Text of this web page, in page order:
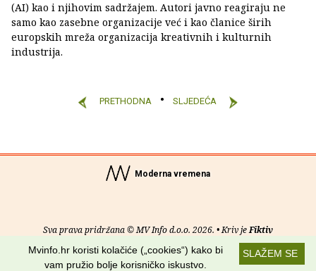
(AI) kao i njihovim sadržajem. Autori javno reagiraju ne
samo kao zasebne organizacije već i kao članice širih
europskih mreža organizacija kreativnih i kulturnih
industrija.
PRETHODNA SLJEDEĆA
Moderna vremena
Sva prava pridržana © MV Info d.o.o. 2026. • Kriv jeFiktiv
Uvjeti korištenja RSS kanaliSLAŽEM SE
Mvinfo.hr koristi kolačiće („cookies“) kako bi
vam pružio bolje korisničko iskustvo.